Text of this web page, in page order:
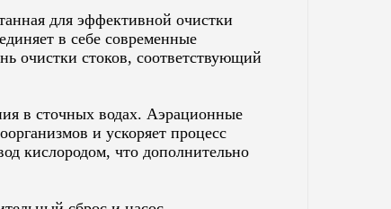
для эффективной очистки
в себе современные
очистки стоков, соответствующий
в сточных водах. Аэрационные
и ускоряет процесс
кислородом, что дополнительно